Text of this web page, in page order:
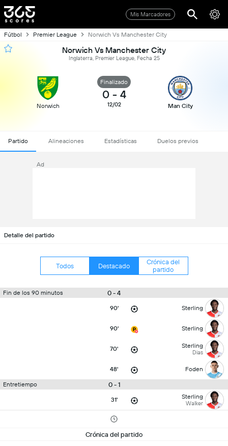
Mis Marcadores
Fútbol Premier League Norwich Vs Manchester City
Norwich Vs Manchester City
Inglaterra, Premier League, Fecha 25
Norwich
Finalizado
0 - 4
12/02 Man City
Partido Alineaciones Estadísticas Duelos previos
Ad
Detalle del partido
Todos Destacado
Crónica del
partido
Fin de los 90 minutos 0 - 4
90' Sterling
90' Sterling
70' Sterling
Dias
48' Foden
Entretiempo 0 - 1
31' Sterling
Walker
Crónica del partido